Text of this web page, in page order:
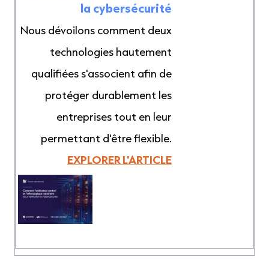
future loi fédérale.
la cybersécurité
Nous dévoilons comment deux
technologies hautement
qualifiées s'associent afin de
protéger durablement les
entreprises tout en leur
permettant d'être flexible.
EXPLORER L'ARTICLE